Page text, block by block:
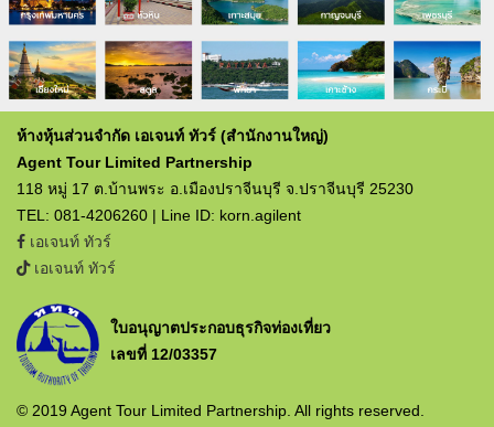
ห้างหุ้นส่วนจำกัด เอเจนท์ ทัวร์ (สำนักงานใหญ่)
Agent Tour Limited Partnership
118 หมู่ 17 ต.บ้านพระ อ.เมืองปราจีนบุรี จ.ปราจีนบุรี 25230
TEL: 081-4206260 | Line ID: korn.agilent
เอเจนท์ ทัวร์
เอเจนท์ ทัวร์
ใบอนุญาตประกอบธุรกิจท่องเที่ยว
เลขที่ 12/03357
© 2019 Agent Tour Limited Partnership. All rights reserved.